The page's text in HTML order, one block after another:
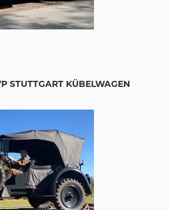
STUTTGART KÜBELWAGEN